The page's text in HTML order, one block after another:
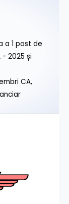
a 1 post de
- 2025 și
CA,